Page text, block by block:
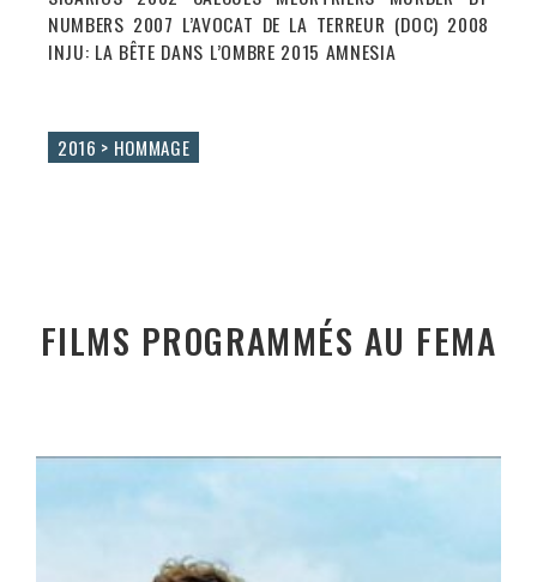
NUMBERS 2007 L’AVOCAT DE LA TERREUR (DOC) 2008
INJU: LA BÊTE DANS L’OMBRE 2015 AMNESIA
2016 > HOMMAGE
FILMS PROGRAMMÉS AU FEMA